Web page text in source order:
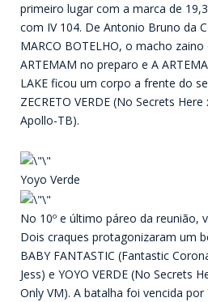
primeiro lugar com a marca de
com IV 104. De Antonio Bruno da
MARCO BOTELHO, o macho
ARTEMAM no preparo e A
LAKE ficou um corpo a frente do
ZECRETO VERDE (No Secrets
Apollo-TB).
Yoyo Verde
No 10º e último páreo da reunião,
Dois craques protagonizaram um
BABY FANTASTIC (Fantastic
Jess) e YOYO VERDE (No Secrets
Only VM). A batalha foi vencida por